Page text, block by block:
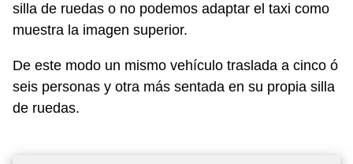
silla de ruedas o no podemos adaptar el taxi como
muestra la imagen superior.
De este modo un mismo vehículo traslada a cinco ó
seis personas y otra más sentada en su propia silla
de ruedas.